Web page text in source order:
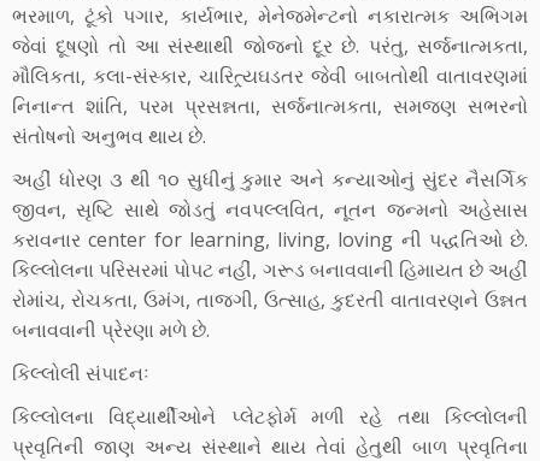
ભરમાળ, ટૂંકો પગાર, કાર્યભાર, મેનેજમેન્ટનો નકારાત્મક અભિગમ
જેવાં દૂષણો તો આ સંસ્થાથી જોજનો દૂર છે. પરંતુ, સર્જનાત્મકતા,
મૌલિકતા, કલા-સંસ્કાર, ચારિત્ર્યઘડતર જેવી બાબતોથી વાતાવરણમાં
નિનાન્ત શાંતિ, પરમ પ્રસન્નતા, સર્જનાત્મકતા, સમજણ સભરનો
સંતોષનો અનુભવ થાય છે.
અહીં ધોરણ ૩ થી ૧૦ સુધીનું કુમાર અને કન્યાઓનું સુંદર નૈસર્ગિક
જીવન, સૃષ્ટિ સાથે જોડતું નવપલ્લવિત, નૂતન જન્મનો અહેસાસ
કરાવનાર center for learning, living, loving ની પદ્ધતિઓ છે.
કિલ્લોલના પરિસરમાં પોપટ નહીં, ગરૂડ બનાવવાની હિમાયત છે અહીં
રોમાંચ, રોચકતા, ઉમંગ, તાજગી, ઉત્સાહ, કુદરતી વાતાવરણને ઉન્નત
બનાવવાની પ્રેરણા મળે છે.
કિલ્લોલી સંપાદનઃ
કિલ્લોલના વિદ્યાર્થીઓને પ્લેટફોર્મ મળી રહે તથા કિલ્લોલની
પ્રવૃતિની જાણ અન્ય સંસ્થાને થાય તેવાં હેતુથી બાળ પ્રવૃતિના